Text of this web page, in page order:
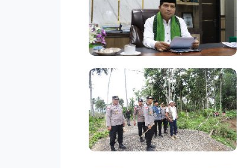
memberi bantuan penanganan
memaksimalkan seluruh sumber
cepat dan terkoordinasi.